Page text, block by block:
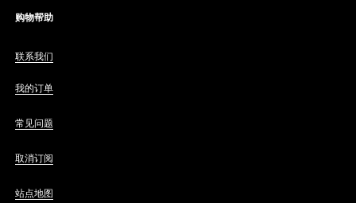
购物帮助
联系我们
我的订单
常见问题
取消订阅
站点地图